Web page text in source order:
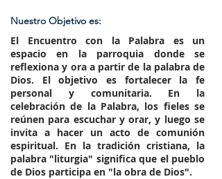
Nuestro Objetivo es:
El Encuentro con la Palabra es un
espacio en la parroquia donde se
reflexiona y ora a partir de la palabra de
Dios. El objetivo es fortalecer la fe
personal y comunitaria. En la
celebración de la Palabra, los fieles se
reúnen para escuchar y orar, y luego se
invita a hacer un acto de comunión
espiritual. En la tradición cristiana, la
palabra "liturgia" significa que el pueblo
de Dios participa en "la obra de Dios".